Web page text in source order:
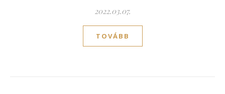
2022.03.07.
TOVÁBB